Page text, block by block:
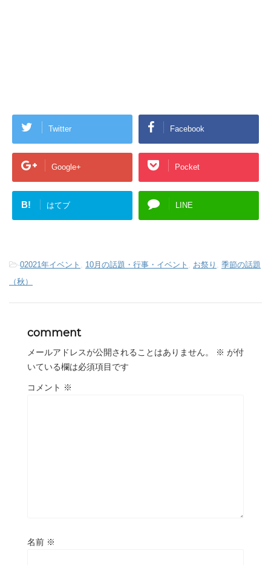
Twitter Facebook
Google+ Pocket
B! はてブ LINE
-02021年イベント 10月の話題・行事・イベント お祭り
季節の話題
（秋）
comment
メールアドレスが公開されることはありません。 ※ が付
いている欄は必須項目です
コメント ※
名前 ※